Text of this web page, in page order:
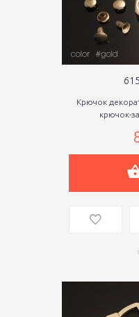
Крючок
крючок-